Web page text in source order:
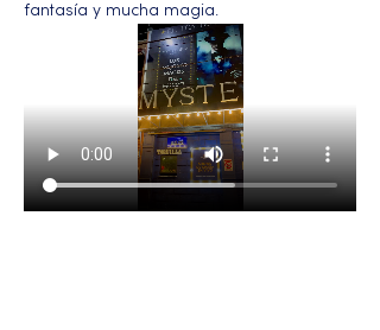
fantasía y mucha magia.